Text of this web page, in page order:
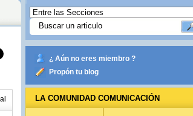
¿ Aún no eres miembro ?
Propón tu blog
LA COMUNIDAD COMUNICACIÓN